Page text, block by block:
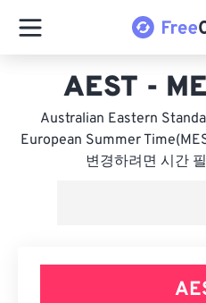
AEST -
Australian Eastern
European Summer
변경하려면 시간